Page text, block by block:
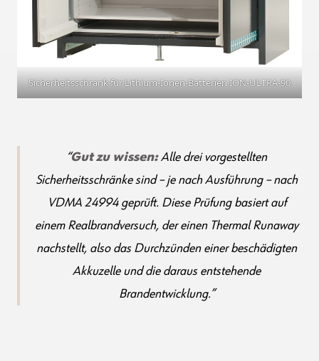
Sicherheitsschrank für Lithium-Ionen-Batterien ION-ULTRA-90
Gut zu wissen:Alle drei vorgestellten
Sicherheitsschränke sind – je nach Ausführung – nach
VDMA 24994 geprüft. Diese Prüfung basiert auf
einem Realbrandversuch, der einen Thermal Runaway
nachstellt, also das Durchzünden einer beschädigten
Akkuzelle und die daraus entstehende
Brandentwicklung.